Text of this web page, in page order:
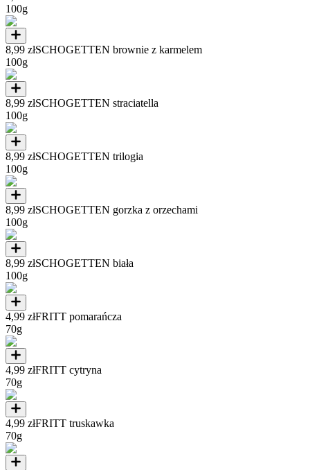
100g
8,99 złSCHOGETTEN brownie z karmelem
100g
8,99 złSCHOGETTEN straciatella
100g
8,99 złSCHOGETTEN trilogia
100g
8,99 złSCHOGETTEN gorzka z orzechami
100g
8,99 złSCHOGETTEN biała
100g
4,99 złFRITT pomarańcza
70g
4,99 złFRITT cytryna
70g
4,99 złFRITT truskawka
70g